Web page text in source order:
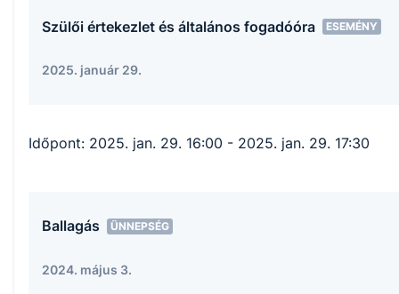
Szülői értekezlet és általános fogadóóra ESEMÉNY
2025. január 29.
Időpont: 2025. jan. 29. 16:00 - 2025. jan. 29. 17:30
Ballagás ÜNNEPSÉG
2024. május 3.